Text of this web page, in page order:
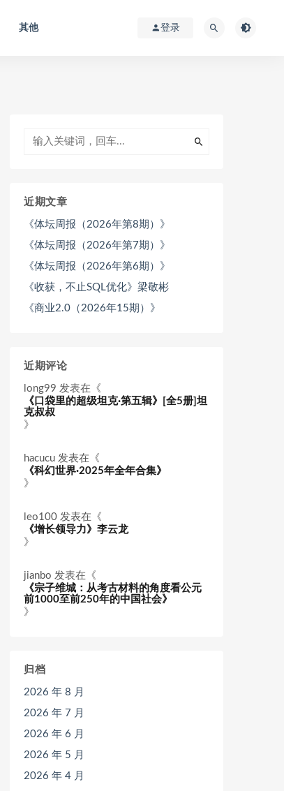
其他 登录
近期文章
《体坛周报（2026年第8期）》
《体坛周报（2026年第7期）》
《体坛周报（2026年第6期）》
《收获，不止SQL优化》梁敬彬
《商业2.0（2026年15期）》
近期评论
long99 发表在《
《口袋里的超级坦克·第五辑》[全5册]坦
克叔叔
》
hacucu 发表在《
《科幻世界·2025年全年合集》
》
leo100 发表在《
《增长领导力》李云龙
》
jianbo 发表在《
《宗子维城：从考古材料的角度看公元
前1000至前250年的中国社会》
》
归档
2026 年 8 月
2026 年 7 月
2026 年 6 月
2026 年 5 月
2026 年 4 月